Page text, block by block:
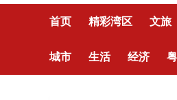
首页 精彩湾区 文旅
城市 生活 经济